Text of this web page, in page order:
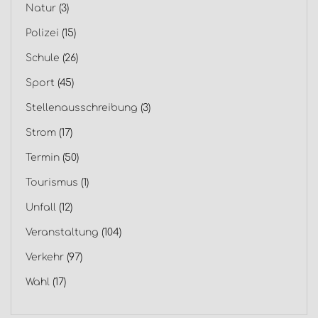
Natur (3)
Polizei (15)
Schule (26)
Sport (45)
Stellenausschreibung (3)
Strom (17)
Termin (50)
Tourismus (1)
Unfall (12)
Veranstaltung (104)
Verkehr (97)
Wahl (17)